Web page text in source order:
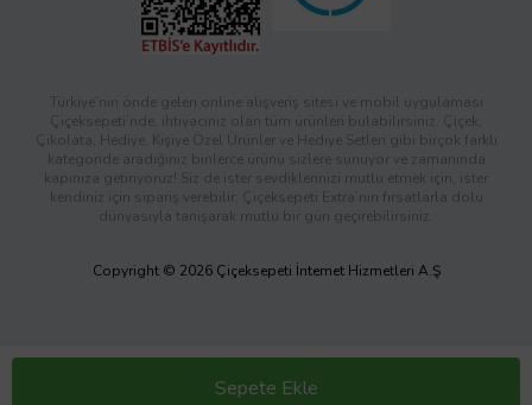
Sepete Ekle
Türkiye’nin önde gelen online alışveriş sitesi ve mobil uygulaması
Çiçeksepeti’nde, ihtiyacınız olan tüm ürünleri bulabilirsiniz. Çiçek,
Çikolata, Hediye, Kişiye Özel Ürünler ve Hediye Setleri gibi birçok farklı
kategoride aradığınız binlerce ürünü sizlere sunuyor ve zamanında
kapınıza getiriyoruz! Siz de ister sevdiklerinizi mutlu etmek için, ister
kendiniz için sipariş verebilir; Çiçeksepeti Extra’nın fırsatlarla dolu
dünyasıyla tanışarak mutlu bir gün geçirebilirsiniz.
Copyright © 2026 Çiçeksepeti İnternet Hizmetleri A.Ş